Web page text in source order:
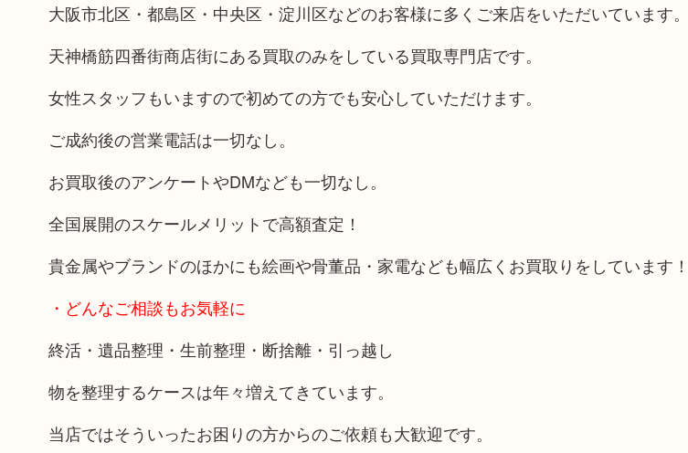
大阪市北区・都島区・中央区・淀川区などのお客様に多くご来店をいただいています。
天神橋筋四番街商店街にある買取のみをしている買取専門店です。
女性スタッフもいますので初めての方でも安心していただけます。
ご成約後の営業電話は一切なし。
お買取後のアンケートやDMなども一切なし。
全国展開のスケールメリットで高額査定！
貴金属やブランドのほかにも絵画や骨董品・家電なども幅広くお買取りをしています！
・どんなご相談もお気軽に
終活・遺品整理・生前整理・断捨離・引っ越し
物を整理するケースは年々増えてきています。
当店ではそういったお困りの方からのご依頼も大歓迎です。